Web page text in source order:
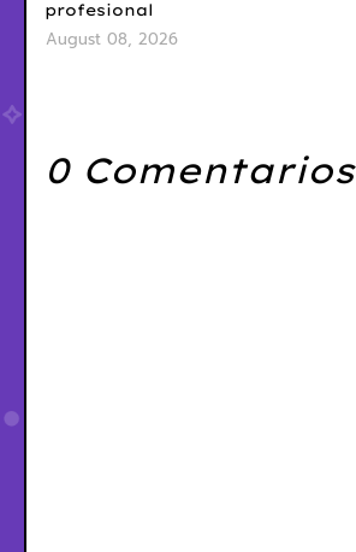
profesional
August 08, 2026
0 Comentarios